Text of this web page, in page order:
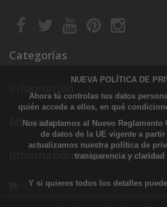
Categorías
Información
Mi cuenta
Información sobre la tienda
NUEVA POLÍTICA DE
Ahora tú controlas tus datos
quién accede a ellos, en qué
Nos adaptamos al Nuevo Reglamento
de datos de la UE vigente a
actualizamos nuestra política de
transparencia y claridad
Y si quieres todos los detalles